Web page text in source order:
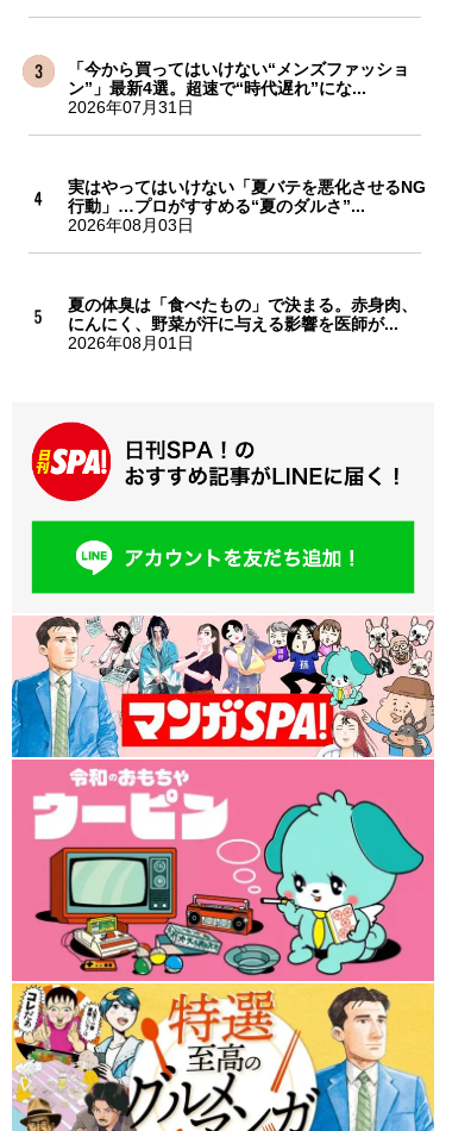
「今から買ってはいけない“メンズファッショ
ン”」最新4選。超速で“時代遅れ”にな...
2026年07月31日
実はやってはいけない「夏バテを悪化させるNG
行動」…プロがすすめる“夏のダルさ”...
2026年08月03日
夏の体臭は「食べたもの」で決まる。赤身肉、
にんにく、野菜が汗に与える影響を医師が...
2026年08月01日